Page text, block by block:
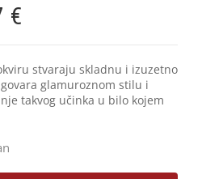
€
stvaraju skladnu i izuzetno
glamuroznom stilu i
takvog učinka u bilo kojem